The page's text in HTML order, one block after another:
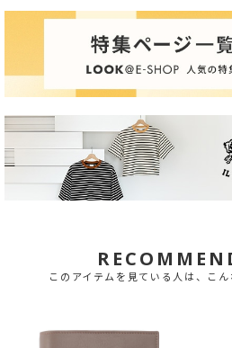
このアイテムを見ている人は、こ